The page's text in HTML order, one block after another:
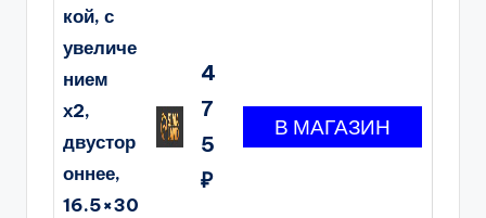
кой, с
увеличе
нием
х2,
двустор
оннее,
16.5×30
4
7
5
₽